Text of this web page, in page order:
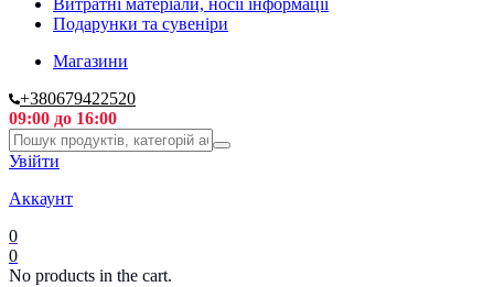
Витратні матеріали, носії інформації
Подарунки та сувеніри
Магазини
+380679422520
09:00 до 16:00
Увійти
Аккаунт
0
0
No products in the cart.